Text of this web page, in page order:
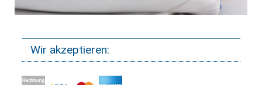
Wir akzeptieren: